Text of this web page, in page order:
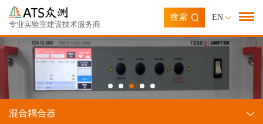
专业实验室建设技术服务商
搜索 EN
混合耦合器